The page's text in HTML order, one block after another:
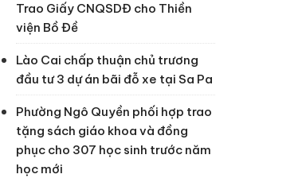
Trao Giấy CNQSDĐ cho Thiền
viện Bồ Đề
Lào Cai chấp thuận chủ trương
đầu tư 3 dự án bãi đỗ xe tại Sa Pa
Phường Ngô Quyền phối hợp trao
tặng sách giáo khoa và đồng
phục cho 307 học sinh trước năm
học mới